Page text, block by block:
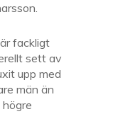
fackligt
sett av
upp med
män än